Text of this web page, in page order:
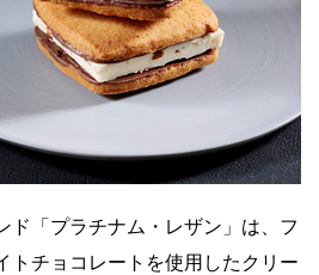
ド「プラチナム・レザン」は、フ
トチョコレートを使用したクリー